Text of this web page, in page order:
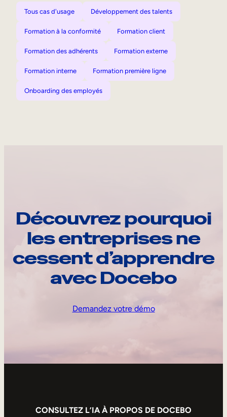
Tous cas d'usage Développement des talents
Formation à la conformité Formation client
Formation des adhérents Formation externe
Formation interne Formation première ligne
Onboarding des employés
Découvrez pourquoi
les entreprises ne
cessent d’apprendre
avec Docebo
Demandez votre démo
CONSULTEZ L’IA À PROPOS DE DOCEBO